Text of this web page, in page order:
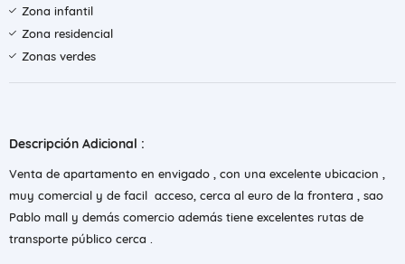
Zona infantil
Zona residencial
Zonas verdes
Descripción Adicional :
Venta de apartamento en envigado , con una excelente ubicacion ,
muy comercial y de facil acceso, cerca al euro de la frontera , sao
Pablo mall y demás comercio además tiene excelentes rutas de
transporte público cerca .